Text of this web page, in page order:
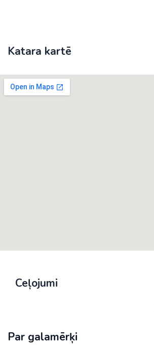
Katara kartē
Ceļojumi
Par galamērķi